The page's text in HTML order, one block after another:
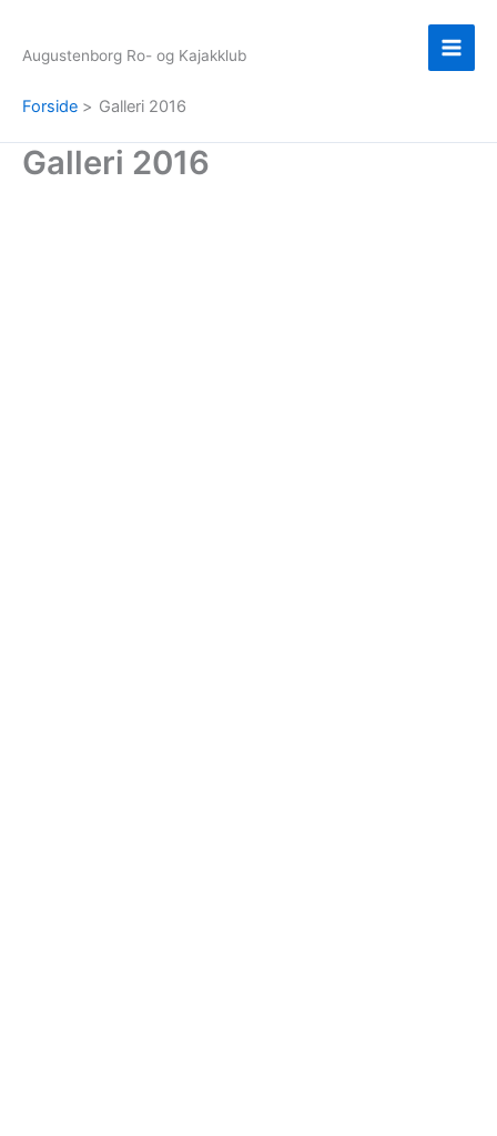
indholdet
Augustenborg Ro- og Kajakklub
Forside Galleri 2016
Galleri 2016